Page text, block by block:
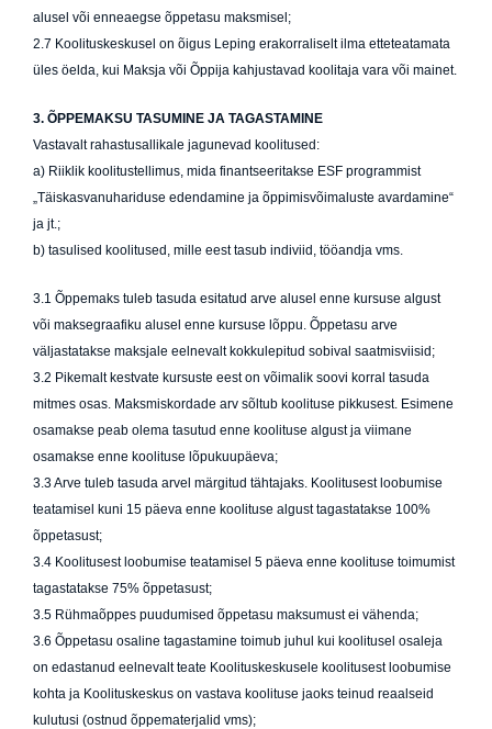
alusel või enneaegse õppetasu maksmisel;
2.7 Koolituskeskusel on õigus Leping erakorraliselt ilma etteteatamata
üles öelda, kui Maksja või Õppija kahjustavad koolitaja vara või mainet.
3. ÕPPEMAKSU TASUMINE JA TAGASTAMINE
Vastavalt rahastusallikale jagunevad koolitused:
a) Riiklik koolitustellimus, mida finantseeritakse ESF programmist
„Täiskasvanuhariduse edendamine ja õppimisvõimaluste avardamine“
ja jt.;
b) tasulised koolitused, mille eest tasub indiviid, tööandja vms.
3.1 Õppemaks tuleb tasuda esitatud arve alusel enne kursuse algust
või maksegraafiku alusel enne kursuse lõppu. Õppetasu arve
väljastatakse maksjale eelnevalt kokkulepitud sobival saatmisviisid;
3.2 Pikemalt kestvate kursuste eest on võimalik soovi korral tasuda
mitmes osas. Maksmiskordade arv sõltub koolituse pikkusest. Esimene
osamakse peab olema tasutud enne koolituse algust ja viimane
osamakse enne koolituse lõpukuupäeva;
3.3 Arve tuleb tasuda arvel märgitud tähtajaks. Koolitusest loobumise
teatamisel kuni 15 päeva enne koolituse algust tagastatakse 100%
õppetasust;
3.4 Koolitusest loobumise teatamisel 5 päeva enne koolituse toimumist
tagastatakse 75% õppetasust;
3.5 Rühmaõppes puudumised õppetasu maksumust ei vähenda;
3.6 Õppetasu osaline tagastamine toimub juhul kui koolitusel osaleja
on edastanud eelnevalt teate Koolituskeskusele koolitusest loobumise
kohta ja Koolituskeskus on vastava koolituse jaoks teinud reaalseid
kulutusi (ostnud õppematerjalid vms);